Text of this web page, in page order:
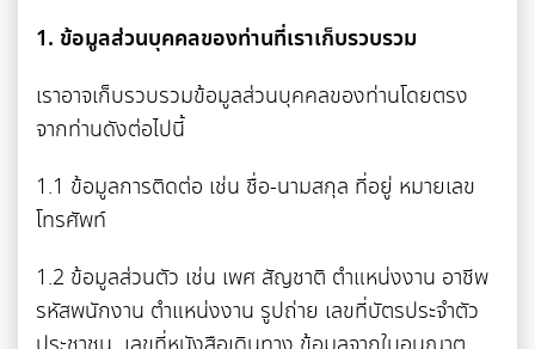
1. ข้อมูลส่วนบุคคลของท่านที่เราเก็บรวบรวม
เราอาจเก็บรวบรวมข้อมูลส่วนบุคคลของท่านโดยตรง
จากท่านดังต่อไปนี้
1.1 ข้อมูลการติดต่อ เช่น ชื่อ-นามสกุล ที่อยู่ หมายเลข
โทรศัพท์
1.2 ข้อมูลส่วนตัว เช่น เพศ สัญชาติ ตำแหน่งงาน อาชีพ
รหัสพนักงาน ตำแหน่งงาน รูปถ่าย เลขที่บัตรประจำตัว